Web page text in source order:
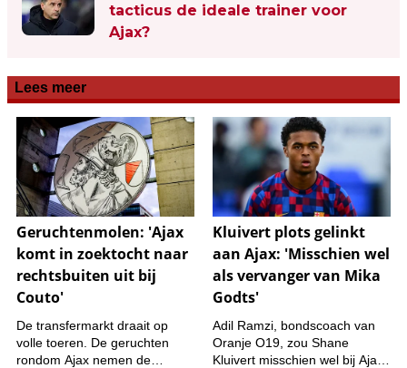
tacticus de ideale trainer voor
Ajax?